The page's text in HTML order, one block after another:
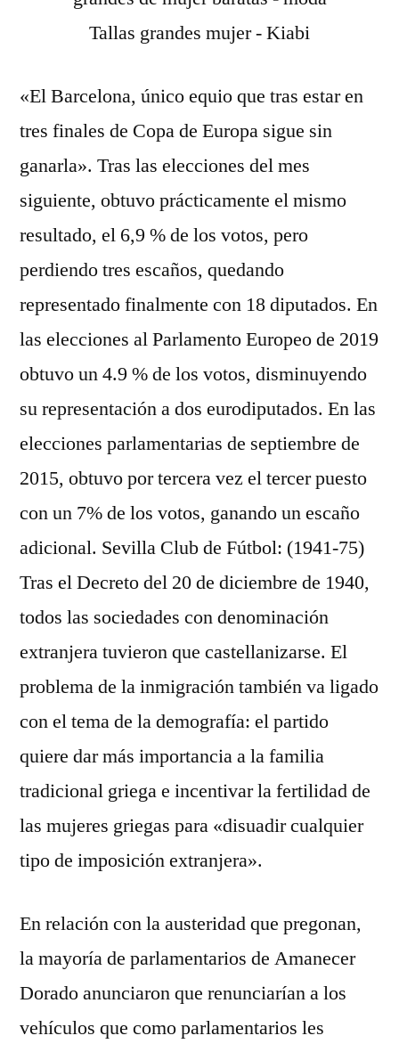
«El Barcelona, único equio que tras estar en
tres finales de Copa de Europa sigue sin
ganarla». Tras las elecciones del mes
siguiente, obtuvo prácticamente el mismo
resultado, el 6,9 % de los votos, pero
perdiendo tres escaños, quedando
representado finalmente con 18 diputados. En
las elecciones al Parlamento Europeo de 2019
obtuvo un 4.9 % de los votos, disminuyendo
su representación a dos eurodiputados. En las
elecciones parlamentarias de septiembre de
2015, obtuvo por tercera vez el tercer puesto
con un 7% de los votos, ganando un escaño
adicional. Sevilla Club de Fútbol: (1941-75)
Tras el Decreto del 20 de diciembre de 1940,
todos las sociedades con denominación
extranjera tuvieron que castellanizarse. El
problema de la inmigración también va ligado
con el tema de la demografía: el partido
quiere dar más importancia a la familia
tradicional griega e incentivar la fertilidad de
las mujeres griegas para «disuadir cualquier
tipo de imposición extranjera».
En relación con la austeridad que pregonan,
la mayoría de parlamentarios de Amanecer
Dorado anunciaron que renunciarían a los
vehículos que como parlamentarios les